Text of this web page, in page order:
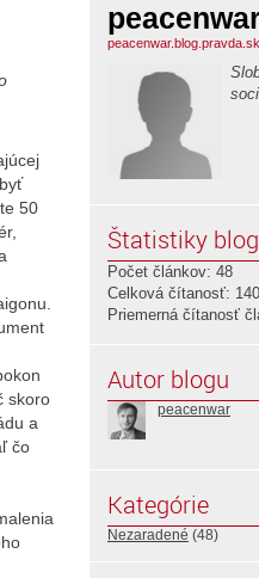
50
skoro
a
čo
peacenwar.blog.pravda.sk
Štatistiky
Počet článkov: 48
Celková čítanosť:
Priemerná čítanosť
Autor blogu
peacenwar
Kategórie
Nezaradené (48)